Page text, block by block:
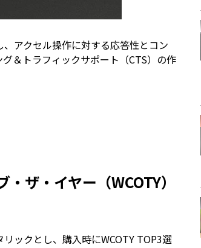
アクセル操作に対する応答性とコン
＆トラフィックサポート（CTS）の作
ザ・イヤー（WCOTY）
ックとし、購入時にWCOTY TOP3選